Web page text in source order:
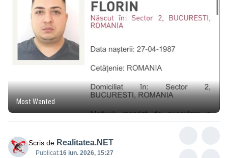
Most Wanted
Scris de Realitatea.NET
Publicat:16 iun. 2026, 15:27